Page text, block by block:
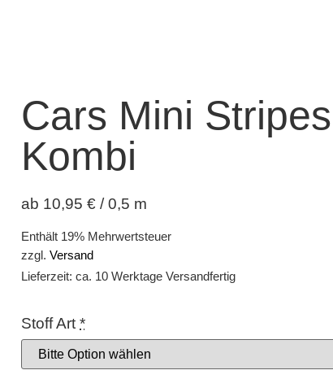
Cars Mini Stripes
Kombi
ab 10,95 € / 0,5 m
Enthält 19% Mehrwertsteuer
zzgl. Versand
Lieferzeit: ca. 10 Werktage Versandfertig
Stoff Art *